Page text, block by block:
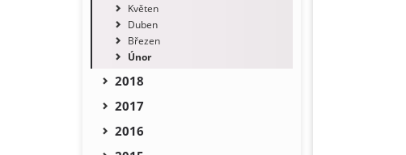
Květen
Duben
Březen
Únor
2018
2017
2016